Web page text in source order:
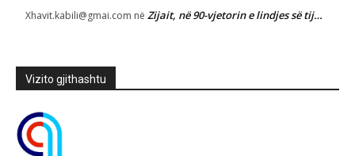
Xhavit.kabili@gmai.com në Zijait, në 90-vjetorin e lindjes së tij…
Vizito gjithashtu